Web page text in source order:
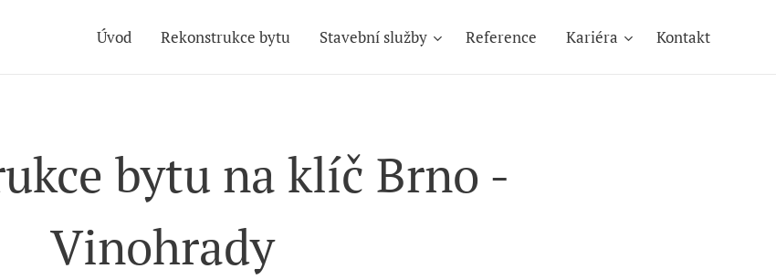
Úvod Rekonstrukce bytu Stavební služby Reference Kariéra Kontakt
bytu na klíč Brno -
Vinohrady